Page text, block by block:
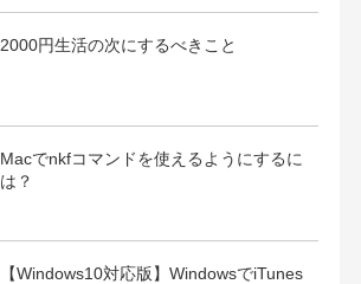
2000円生活の次にするべきこと
Macでnkfコマンドを使えるようにするに
は？
【Windows10対応版】WindowsでiTunes